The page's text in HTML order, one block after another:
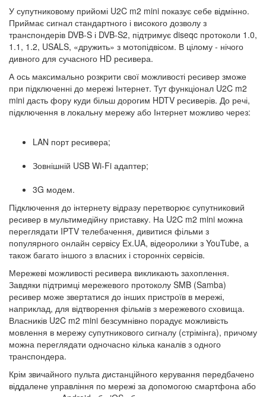
У супутниковому прийомі U2C m2 mini показує себе відмінно.
Приймає сигнал стандартного і високого дозволу з
транспондерів DVB-S і DVB-S2, підтримує diseqc протоколи 1.0,
1.1, 1.2, USALS, «дружить» з мотопідвісом. В цілому - нічого
дивного для сучасного HD ресивера.
А ось максимально розкрити свої можливості ресивер зможе
при підключенні до мережі Інтернет. Тут функціонал U2C m2
mini дасть фору куди більш дорогим HDTV ресиверів. До речі,
підключення в локальну мережу або Інтернет можливо через:
LAN порт ресивера;
Зовнішній USB Wi-Fi адаптер;
3G модем.
Підключення до інтернету відразу перетворює супутниковий
ресивер в мультимедійну приставку. На U2C m2 mini можна
переглядати IPTV телебачення, дивитися фільми з
популярного онлайн сервісу Ex.UA, відеоролики з YouTube, а
також багато іншого з власних і сторонніх сервісів.
Мережеві можливості ресивера викликають захоплення.
Завдяки підтримці мережевого протоколу SMB (Samba)
ресивер може звертатися до інших пристроїв в мережі,
наприклад, для відтворення фільмів з мережевого сховища.
Власників U2C m2 mini безсумнівно порадує можливість
мовлення в мережу супутникового сигналу (стрімінга), причому
можна переглядати одночасно кілька каналів з одного
транспондера.
Крім звичайного пульта дистанційного керування передбачено
віддалене управління по мережі за допомогою смартфона або